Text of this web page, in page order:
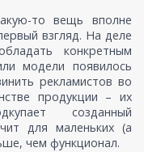
то вещь вполне
взгляд. На деле
конкретным
модели появилось
рекламистов во
продукции – их
созданный
для маленьких (а
чем функционал.